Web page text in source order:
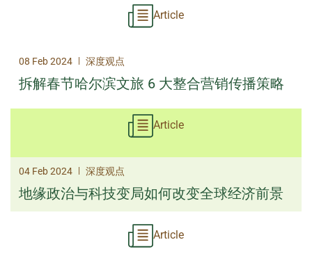
Article
08 Feb 2024 | 深度观点
拆解春节哈尔滨文旅 6 大整合营销传播策略
Article
04 Feb 2024 | 深度观点
地缘政治与科技变局如何改变全球经济前景
Article